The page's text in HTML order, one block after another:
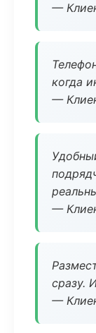
—
когда
—
—
сразу.
—